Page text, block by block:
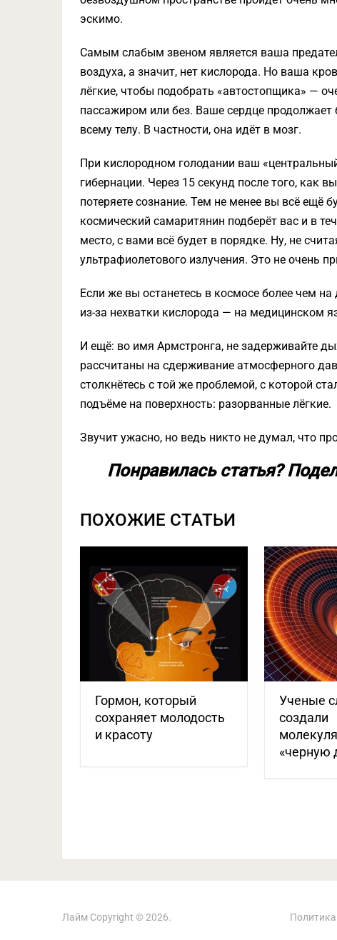
эскимо.
Самым слабым звеном является ваша
воздуха, а значит, нет кислорода. Но ваша
лёгкие, чтобы подобрать «автостопщика» —
пассажиром или без. Ваше сердце продолжает
всему телу. В частности, она идёт в мозг.
При кислородном голодании ваш
гибернации. Через 15 секунд после того, как
потеряете сознание. Тем не менее вы всё ещё
космический самаритянин подберёт вас и в
место, с вами всё будет в порядке. Ну, не
ультрафиолетового излучения. Это не очень
Если же вы останетесь в космосе более чем
из-за нехватки кислорода — на медицинском
И ещё: во имя Армстронга, не задерживайте
рассчитаны на сдерживание атмосферного
столкнётесь с той же проблемой, с которой
подъёме на поверхность: разорванные лёгкие.
Звучит ужасно, но ведь никто не думал, что
Понравилась статья?
ПОХОЖИЕ СТАТЬИ
Гормон, который
сохраняет молодость
и красоту
Ученые
создали
«черную
Лайм Copyright © 2026.